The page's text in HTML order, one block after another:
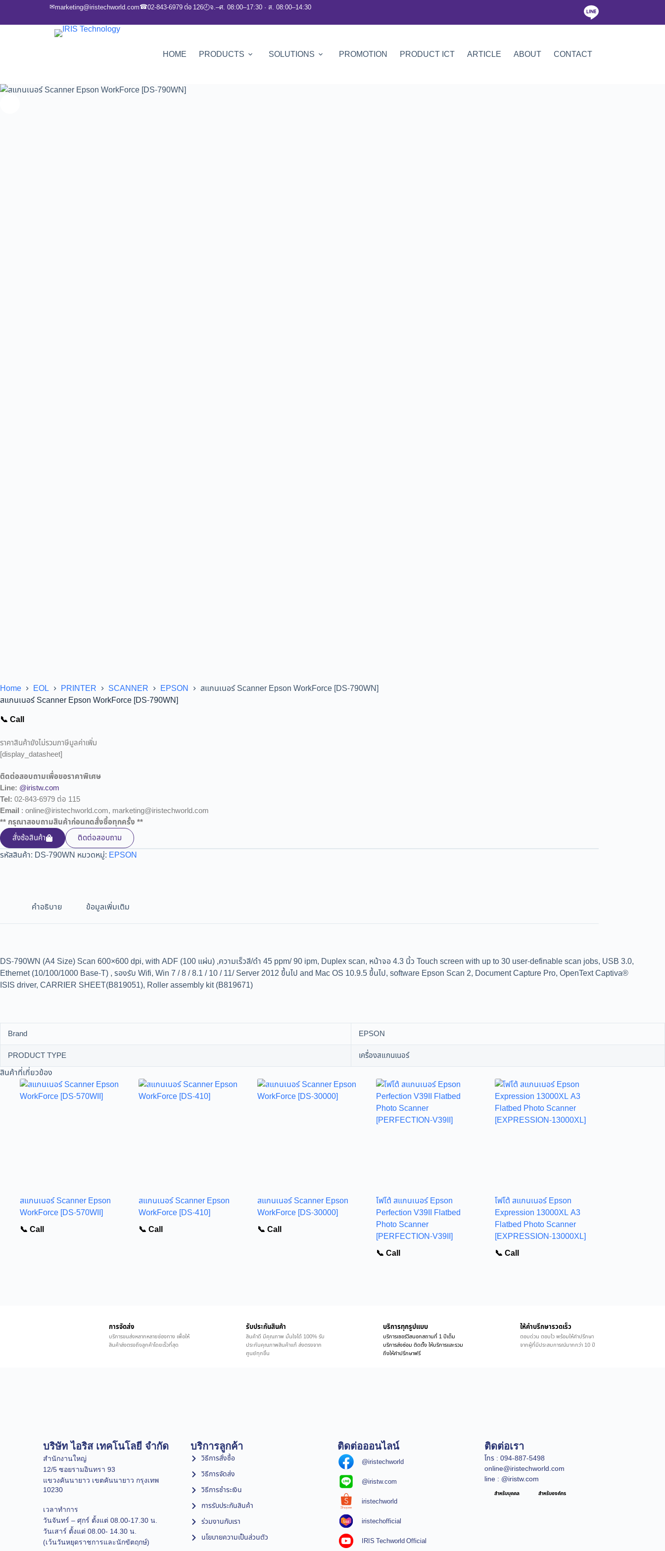
✉marketing@iristechworld.com☎02-843-6979 ต่อ 126🕘จ.–ศ. 08:00–17:30 · ส. 08:00–14:30
HOME PRODUCTS SOLUTIONS PROMOTION PRODUCT ICT ARTICLE ABOUT CONTACT
Home EOL PRINTER SCANNER EPSON
สแกนเนอร์ Scanner Epson WorkForce [DS-790WN]
สแกนเนอร์ Scanner Epson WorkForce [DS-790WN]
📞 Call
ราคาสินค้ายังไม่รวมภาษีมูลค่าเพิ่ม
[display_datasheet]
ติดต่อสอบถามเพื่อขอราคาพิเศษ
Line: @iristw.com
Tel: 02-843-6979 ต่อ 115
Email : online@iristechworld.com, marketing@iristechworld.com
** กรุณาสอบถามสินค้าก่อนกดสั่งซื้อทุกครั้ง **
สั่งซ้อสินค้า
ติดต่อสอบถาม
รหัสสินค้า: DS-790WN หมวดหมู่: EPSON
คำอธิบาย ข้อมูลเพิ่มเติม
DS-790WN (A4 Size) Scan 600×600 dpi, with ADF (100 แผ่น) ,ความเร็วสี/ดำ 45 ppm/ 90 ipm, Duplex scan, หน้าจอ 4.3 นิ้ว Touch screen with up to 30 user-definable scan jobs, USB 3.0,
Ethernet (10/100/1000 Base-T) , รองรับ Wifi, Win 7 / 8 / 8.1 / 10 / 11/ Server 2012 ขึ้นไป and Mac OS 10.9.5 ขึ้นไป, software Epson Scan 2, Document Capture Pro, OpenText Captiva®
ISIS driver, CARRIER SHEET(B819051), Roller assembly kit (B819671)
Brand
EPSON
PRODUCT TYPE
เครื่องสแกนเนอร์
สินค้าที่เกี่ยวข้อง
สแกนเนอร์ Scanner Epson
WorkForce [DS-570WII]
📞 Call
สแกนเนอร์ Scanner Epson
WorkForce [DS-410]
📞 Call
สแกนเนอร์ Scanner Epson
WorkForce [DS-30000]
📞 Call
โฟโต้ สแกนเนอร์ Epson
Perfection V39II Flatbed
Photo Scanner
[PERFECTION-V39II]
📞 Call
โฟโต้ สแกนเนอร์ Epson
Expression 13000XL A3
Flatbed Photo Scanner
[EXPRESSION-13000XL]
📞 Call
การจัดส่ง
บริการขนส่งหลากหลายช่องทาง เพื่อให้
สินค้าส่งตรงถึงลูกค้าโดยเร็วที่สุด
รับประกันสินค้า
สินค้าดี มีคุณภาพ มั่นใจได้ 100% รับ
ประกันคุณภาพสินค้าแท้ ส่งตรงจาก
ศูนย์ทุกชิ้น
บริการทุกรูปแบบ
บริการเซอร์วิสนอกสถานที่ 1 ปีเต็ม
บริการส่งซ่อม ติดตั้ง ให้บริการและรวม
ถึงให้คำปรึกษาฟรี
ให้คำบรึกษารวดเร็ว
ตอบด่วน ตอบไว พร้อมให้คำปรึกษา
จากผู้ที่มีประสบการณ์มากกว่า 10 ปี
บริษัท ไอริส เทคโนโลยี จำกัด
สำนักงานใหญ่
12/5 ซอยรามอินทรา 93
แขวงคันนายาว เขตคันนายาว กรุงเทพ
10230
เวลาทำการ
วันจันทร์ – ศุกร์ ตั้งแต่ 08.00-17.30 น.
วันเสาร์ ตั้งแต่ 08.00- 14.30 น.
(เว้นวันหยุดราชการและนักขัตฤกษ์)
บริการลูกค้า
วิธีการสั่งซื้อ
วิธีการจัดส่ง
วิธีการชำระเงิน
การรับประกันสินค้า
ร่วมงานกับเรา
นโยบายความเป็นส่วนตัว
ติดต่อออนไลน์
@iristechworld
@iristw.com
iristechworld
iristechofficial
IRIS Techworld Official
ติดต่อเรา
โทร : 094-887-5498
online@iristechworld.com
line : @iristw.com
สำหรับบุคคล สำหรับองค์กร